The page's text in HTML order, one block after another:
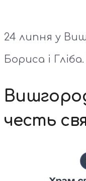
24 липня у
Бориса і
честь